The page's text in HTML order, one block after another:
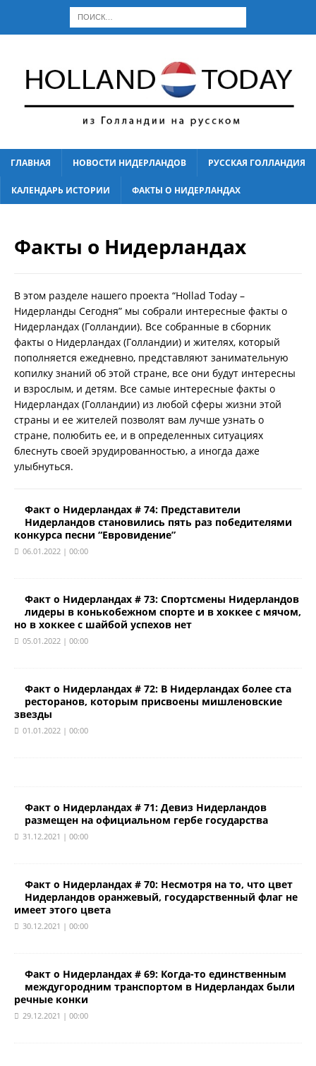
ГЛАВНАЯ НОВОСТИ НИДЕРЛАНДОВ РУССКАЯ ГОЛЛАНДИЯ
КАЛЕНДАРЬ ИСТОРИИ ФАКТЫ О НИДЕРЛАНДАХ
Факты о Нидерландах
В этом разделе нашего проекта “Hollad Today –
Нидерланды Сегодня” мы собрали интересные факты о
Нидерландах (Голландии). Все собранные в сборник
факты о Нидерландах (Голландии) и жителях, который
пополняется ежедневно, представляют занимательную
копилку знаний об этой стране, все они будут интересны
и взрослым, и детям. Все самые интересные факты о
Нидерландах (Голландии) из любой сферы жизни этой
страны и ее жителей позволят вам лучше узнать о
стране, полюбить ее, и в определенных ситуациях
блеснуть своей эрудированностью, а иногда даже
улыбнуться.
Факт о Нидерландах # 74: Представители
Нидерландов становились пять раз победителями
конкурса песни “Евровидение”
06.01.2022 | 00:00
Факт о Нидерландах # 73: Спортсмены Нидерландов
лидеры в конькобежном спорте и в хоккее с мячом,
но в хоккее с шайбой успехов нет
05.01.2022 | 00:00
Факт о Нидерландах # 72: В Нидерландах более ста
ресторанов, которым присвоены мишленовские
звезды
01.01.2022 | 00:00
Факт о Нидерландах # 71: Девиз Нидерландов
размещен на официальном гербе государства
31.12.2021 | 00:00
Факт о Нидерландах # 70: Несмотря на то, что цвет
Нидерландов оранжевый, государственный флаг не
имеет этого цвета
30.12.2021 | 00:00
Факт о Нидерландах # 69: Когда-то единственным
междугородним транспортом в Нидерландах были
речные конки
29.12.2021 | 00:00